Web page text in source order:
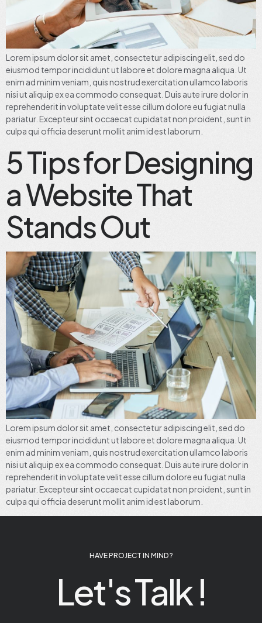
Lorem ipsum dolor sit amet, consectetur adipiscing elit, sed do
eiusmod tempor incididunt ut labore et dolore magna aliqua. Ut
enim ad minim veniam, quis nostrud exercitation ullamco laboris
nisi ut aliquip ex ea commodo consequat. Duis aute irure dolor in
reprehenderit in voluptate velit esse cillum dolore eu fugiat nulla
pariatur. Excepteur sint occaecat cupidatat non proident, sunt in
culpa qui officia deserunt mollit anim id est laborum.
5 Tips for Designing
a Website That
Stands Out
Lorem ipsum dolor sit amet, consectetur adipiscing elit, sed do
eiusmod tempor incididunt ut labore et dolore magna aliqua. Ut
enim ad minim veniam, quis nostrud exercitation ullamco laboris
nisi ut aliquip ex ea commodo consequat. Duis aute irure dolor in
reprehenderit in voluptate velit esse cillum dolore eu fugiat nulla
pariatur. Excepteur sint occaecat cupidatat non proident, sunt in
culpa qui officia deserunt mollit anim id est laborum.
HAVE PROJECT IN MIND ?
Let's Talk !